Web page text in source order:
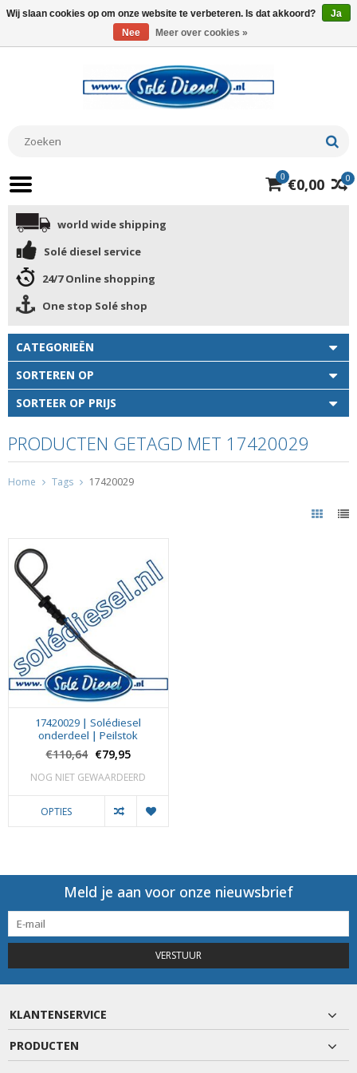
0
0 €0,00
world wide shipping
Solé diesel service
24/7 Online shopping
One stop Solé shop
CATEGORIEËN
SORTEREN OP
SORTEER OP PRIJS
PRODUCTEN GETAGD MET 17420029
Home Tags 17420029
17420029 | Solédiesel
onderdeel | Peilstok
€110,64 €79,95
NOG NIET GEWAARDEERD
OPTIES
Meld je aan voor onze nieuwsbrief
VERSTUUR
KLANTENSERVICE
PRODUCTEN
Wij slaan cookies op om onze website te verbeteren. Is dat akkoord?
Ja
Nee
Meer over cookies »